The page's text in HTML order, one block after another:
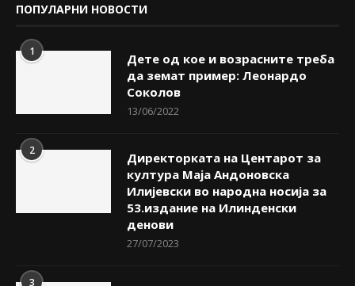
ПОПУЛАРНИ НОВОСТИ
1
Дете од кое и возрасните треба
да земат пример: Леонардо
Соколов
13/06/2022
2
Директорката на Центарот за
култура Маја Андоновска
Илијевски во народна носија за
53.издание на Илинденски
денови
27/07/2023
3